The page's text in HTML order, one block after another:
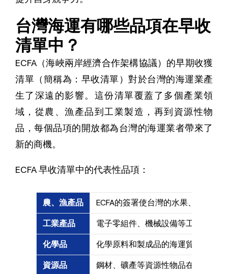
台灣海運有哪些品項在早收
清單中？
ECFA（海峽兩岸經濟合作架構協議）的早期收獲
清單（簡稱為：早收清單）對於台灣的海運業產
生了深遠的影響。這份清單覆蓋了多個產業領
域，從農、漁產品到工業製造，再到資源性物
品，每個品項的開放都為台灣的海運業者帶來了
新的商機。
ECFA 早收清單中的代表性品項：
農、漁產品 ECFA的簽署使台灣的水果、蔬菜、
工業產品 電子零組件、機械設備等工業產品
化學品 化學原料和製成品的海運貿易在
資源品 鋼材、礦產等資源性物品在ECFA的